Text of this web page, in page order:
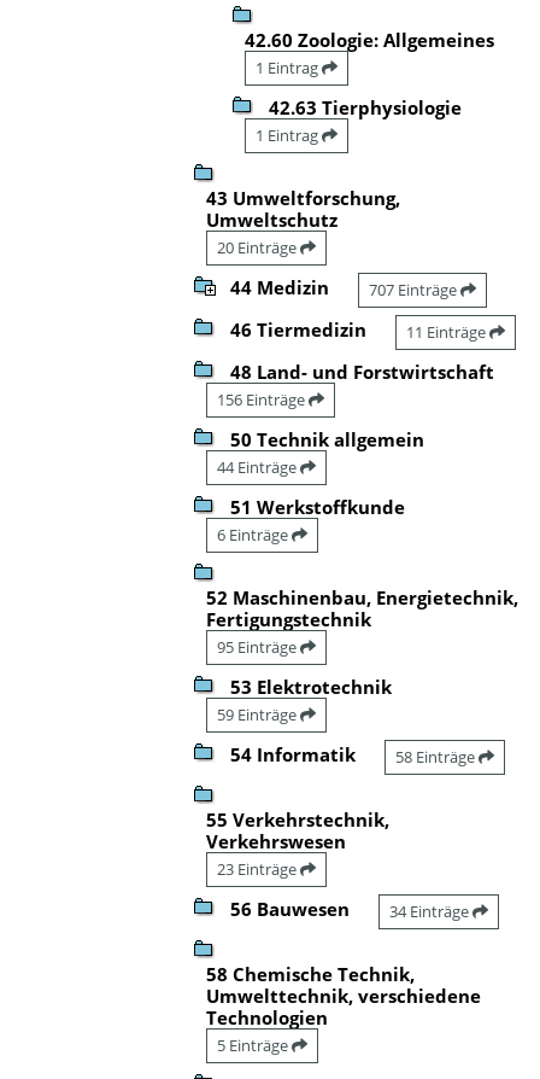
42.60 Zoologie: Allgemeines
1 Eintrag
42.63 Tierphysiologie
1 Eintrag
43 Umweltforschung,
Umweltschutz
20 Einträge
44 Medizin 707 Einträge
46 Tiermedizin 11 Einträge
48 Land- und Forstwirtschaft
156 Einträge
50 Technik allgemein
44 Einträge
51 Werkstoffkunde
6 Einträge
52 Maschinenbau, Energietechnik,
Fertigungstechnik
95 Einträge
53 Elektrotechnik
59 Einträge
54 Informatik 58 Einträge
55 Verkehrstechnik,
Verkehrswesen
23 Einträge
56 Bauwesen 34 Einträge
58 Chemische Technik,
Umwelttechnik, verschiedene
Technologien
5 Einträge